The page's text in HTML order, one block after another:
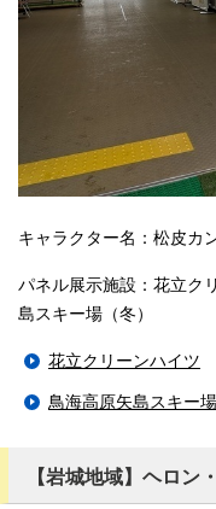
キャラクター名：松皮カ
パネル展示施設：花立ク
島スキー場（冬）
花立クリーンハイツ
鳥海高原矢島スキー
【岩城地域】ヘロン